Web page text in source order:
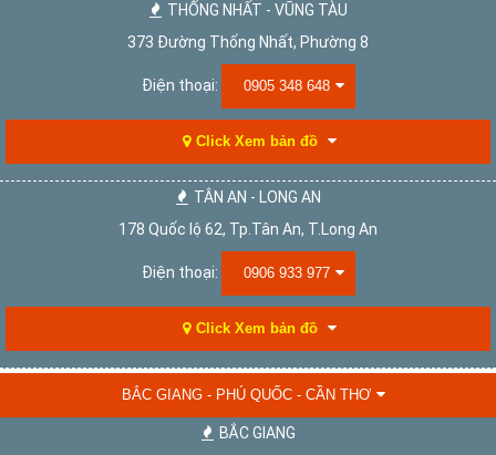
THỐNG NHẤT - VŨNG TÀU
373 Đường Thống Nhất, Phường 8
Điện thoại: 0905 348 648
Click Xem bản đồ
TÂN AN - LONG AN
178 Quốc lộ 62, Tp.Tân An, T.Long An
Điện thoại: 0906 933 977
Click Xem bản đồ
BẮC GIANG - PHÚ QUỐC - CẦN THƠ
BẮC GIANG